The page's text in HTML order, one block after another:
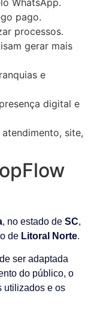
pago.
processos.
gerar mais
e
digital e
site,
, no estado de SC,
de Litoral Norte.
ser adaptada
do público, o
utilizados e os